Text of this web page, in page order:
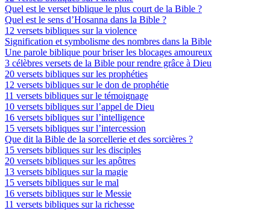
Quel est le verset biblique le plus court de la Bible ?
Quel est le sens d’Hosanna dans la Bible ?
12 versets bibliques sur la violence
Signification et symbolisme des nombres dans la Bible
Une parole biblique pour briser les blocages amoureux
3 célèbres versets de la Bible pour rendre grâce à Dieu
20 versets bibliques sur les prophéties
12 versets bibliques sur le don de prophétie
11 versets bibliques sur le témoignage
10 versets bibliques sur l’appel de Dieu
16 versets bibliques sur l’intelligence
15 versets bibliques sur l’intercession
Que dit la Bible de la sorcellerie et des sorcières ?
15 versets bibliques sur les disciples
20 versets bibliques sur les apôtres
13 versets bibliques sur la magie
15 versets bibliques sur le mal
16 versets bibliques sur le Messie
11 versets bibliques sur la richesse